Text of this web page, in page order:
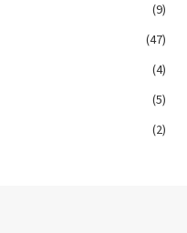
(9)
(47)
(4)
(5)
(2)